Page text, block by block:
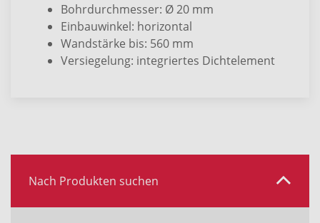
Bohrdurchmesser: Ø 20 mm
Einbauwinkel: horizontal
Wandstärke bis: 560 mm
Versiegelung: integriertes Dichtelement
Nach Produkten suchen